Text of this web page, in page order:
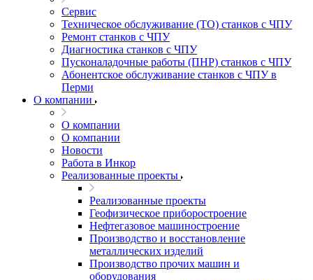
Сервис
Техническое обслуживание (ТО) станков с ЧПУ
Ремонт станков с ЧПУ
Диагностика станков с ЧПУ
Пусконаладочные работы (ПНР) станков с ЧПУ
Абонентское обслуживание станков с ЧПУ в
Перми
О компании
О компании
О компании
Новости
Работа в Инкор
Реализованные проекты
Реализованные проекты
Геофизическое приборостроение
Нефтегазовое машиностроение
Производство и восстановление
металлических изделий
Производство прочих машин и
оборудования